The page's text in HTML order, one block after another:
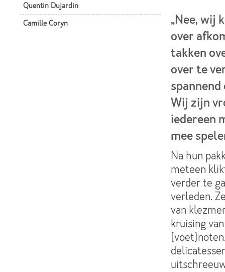
Quentin Dujardin
Camille Coryn
„Nee, wij
over
takken
over te
Wij zijn
iedereen
mee
Na hun
meteen
verder te
verleden.
van
kruising